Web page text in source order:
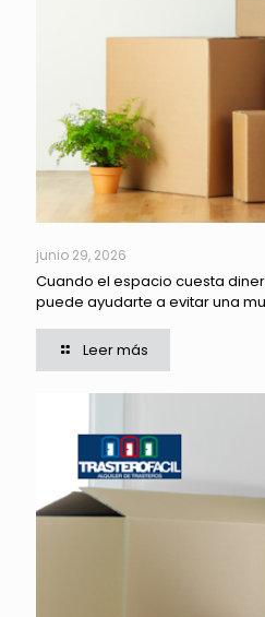
junio 29, 2026
Cuando el espacio cuesta
puede ayudarte a evitar una
Leer más